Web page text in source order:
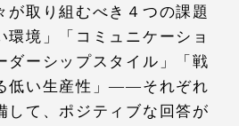
が取り組むべき４つの課題
境」「コミュニケーショ
ダーシップスタイル」「戦
低い生産性」――それぞれ
して、ポジティブな回答が